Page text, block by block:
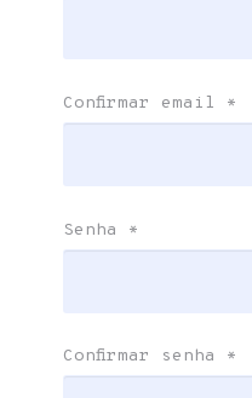
Confirmar email *
Senha *
Confirmar senha *